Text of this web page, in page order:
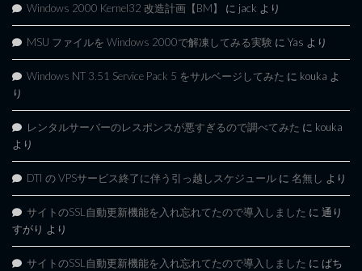
Windows 2000 Kernel32 改造計画【BM】 に jack より
MSU ファイルを Windows 2000で解凍してみる実験 に Yas より
Windows NT 3.51 Service Pack 5 をサルベージしてみた に kouka よ
り
レンタルサーバーのレスポンスが悪すぎるので調べてみた に kouka
より
DTI の VPSサービス終了に伴う引っ越しスケジュール に 名無し より
サイトのSSL自動更新機能を入れ忘れてたので導入しました に 通り
すがり より
サイトのSSL自動更新機能を入れ忘れてたので導入しました に ぱち